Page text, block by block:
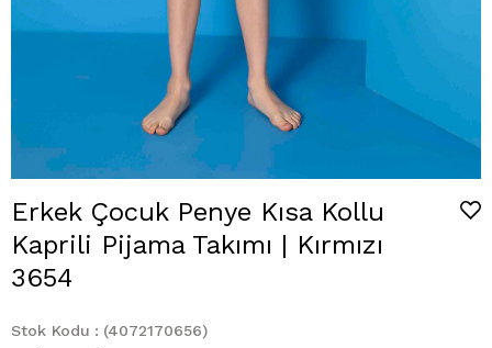
Erkek Çocuk Penye Kısa Kollu
Kaprili Pijama Takımı | Kırmızı
3654
Stok Kodu
(4072170656)